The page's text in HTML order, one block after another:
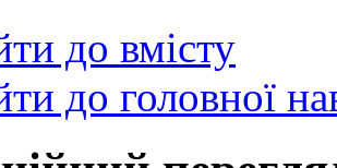
до вмісту
до головної